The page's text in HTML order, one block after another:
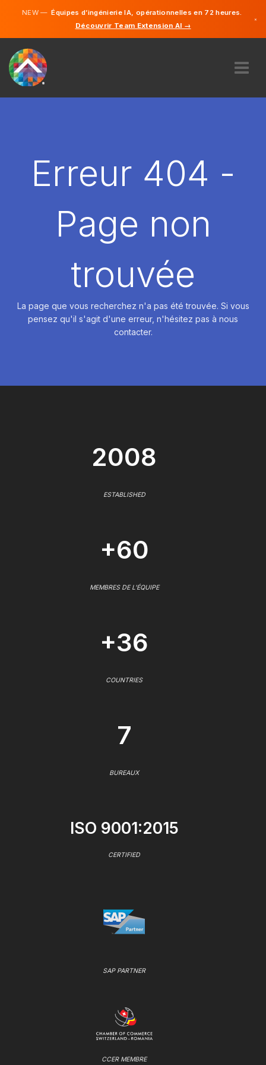
NEW —Équipes d’ingénierie IA, opérationnelles en 72 heures.
Découvrir Team Extension AI →
×
DÉMARRER
Erreur 404 -
Page non
trouvée
La page que vous recherchez n'a pas été trouvée. Si vous
pensez qu'il s'agit d'une erreur, n'hésitez pas à nous
contacter.
2008
ESTABLISHED
+60
MEMBRES DE L'ÉQUIPE
+36
COUNTRIES
7
BUREAUX
ISO 9001:2015
CERTIFIED
SAP PARTNER
CCER MEMBRE